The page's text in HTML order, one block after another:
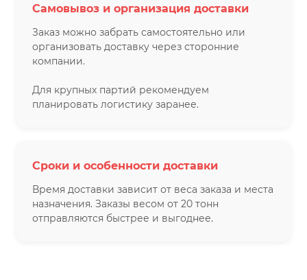
Самовывоз и организация доставки
Заказ можно забрать самостоятельно или
организовать доставку через сторонние
компании.
Для крупных партий рекомендуем
планировать логистику заранее.
Сроки и особенности доставки
Время доставки зависит от веса заказа и места
назначения. Заказы весом от 20 тонн
отправляются быстрее и выгоднее.